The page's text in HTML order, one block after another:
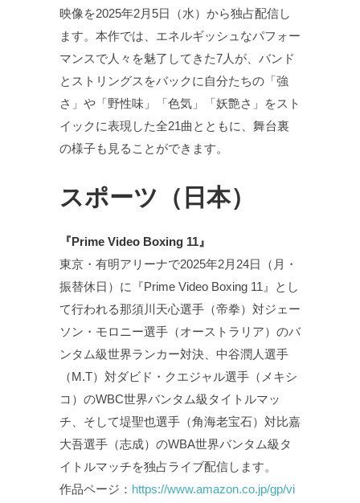
映像を2025年2月5日（水）から独占配信し
ます。本作では、エネルギッシュなパフォー
マンスで人々を魅了してきた7人が、バンド
とストリングスをバックに自分たちの「強
さ」や「野性味」「色気」「妖艶さ」をスト
イックに表現した全21曲とともに、舞台裏
の様子も見ることができます。
スポーツ（日本）
『Prime Video Boxing 11』
東京・有明アリーナで2025年2月24日（月・
振替休日）に『Prime Video Boxing 11』とし
て行われる那須川天心選手（帝拳）対ジェー
ソン・モロニー選手（オーストラリア）のバ
ンタム級世界ランカー対決、中谷潤人選手
（M.T）対ダビド・クエジャル選手（メキシ
コ）のWBC世界バンタム級タイトルマッ
チ、そして堤聖也選手（角海老宝石）対比嘉
大吾選手（志成）のWBA世界バンタム級タ
イトルマッチを独占ライブ配信します。
作品ページ： https://www.amazon.co.jp/gp/vi